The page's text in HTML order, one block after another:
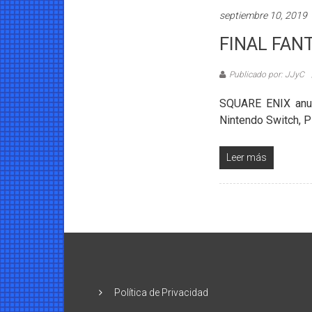
septiembre 10, 2019
FINAL
Publicado por: JJyC
SQUARE ENIX
Nintendo Switch,
Leer más
Política de Privacidad